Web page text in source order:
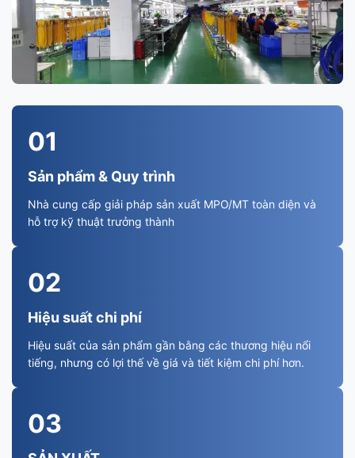
01
Sản phẩm & Quy trình
Nhà cung cấp giải pháp sản xuất MPO/MT toàn diện và
hỗ trợ kỹ thuật trưởng thành
02
Hiệu suất chi phí
Hiệu suất của sản phẩm gần bằng các thương hiệu nổi
tiếng, nhưng có lợi thế về giá và tiết kiệm chi phí hơn.
03